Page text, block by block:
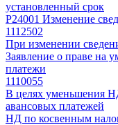
установленный срок
Р24001 Изменение
1112502
При изменении
Заявление о праве
платежи
1110055
В целях уменьшения
авансовых платежей
НД по косвенным